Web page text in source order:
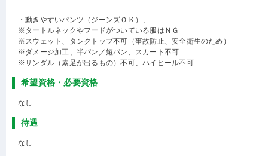
・動きやすいパンツ（ジーンズＯＫ）、
※タートルネックやフードがついている服はＮＧ
※スウェット、タンクトップ不可（事故防止、安全衛生のため）
※ダメージ加工、半パン／短パン、スカート不可
※サンダル（素足が出るもの）不可、ハイヒール不可
希望資格・必要資格
なし
待遇
なし